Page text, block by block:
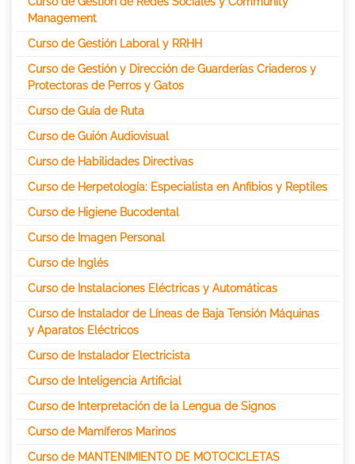
Management
Curso de Gestión Laboral y RRHH
Curso de Gestión y Dirección de Guarderías Criaderos y
Protectoras de Perros y Gatos
Curso de Guía de Ruta
Curso de Guión Audiovisual
Curso de Habilidades Directivas
Curso de Herpetología: Especialista en Anfibios y Reptiles
Curso de Higiene Bucodental
Curso de Imagen Personal
Curso de Inglés
Curso de Instalaciones Eléctricas y Automáticas
Curso de Instalador de Líneas de Baja Tensión Máquinas
y Aparatos Eléctricos
Curso de Instalador Electricista
Curso de Inteligencia Artificial
Curso de Interpretación de la Lengua de Signos
Curso de Mamíferos Marinos
Curso de MANTENIMIENTO DE MOTOCICLETAS